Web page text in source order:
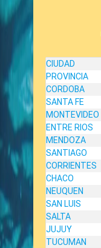
CIUDAD
PROVINCIA
CORDOBA
SANTA FE
MONTEVIDEO
ENTRE RIOS
MENDOZA
SANTIAGO
CORRIENTES
CHACO
NEUQUEN
SAN LUIS
SALTA
JUJUY
TUCUMAN